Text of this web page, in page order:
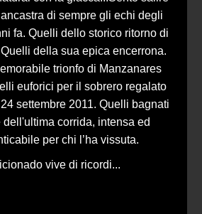
di sempre gli echi degli
fa. Quelli dello storico ritorno di
della sua epica encerrona.
trionfo di Manzanares
euforici per il sobrero regalato
settembre 2011. Quelli bagnati
dell'ultima corrida, intensa ed
per chi l’ha vissuta.
vive di ricordi...